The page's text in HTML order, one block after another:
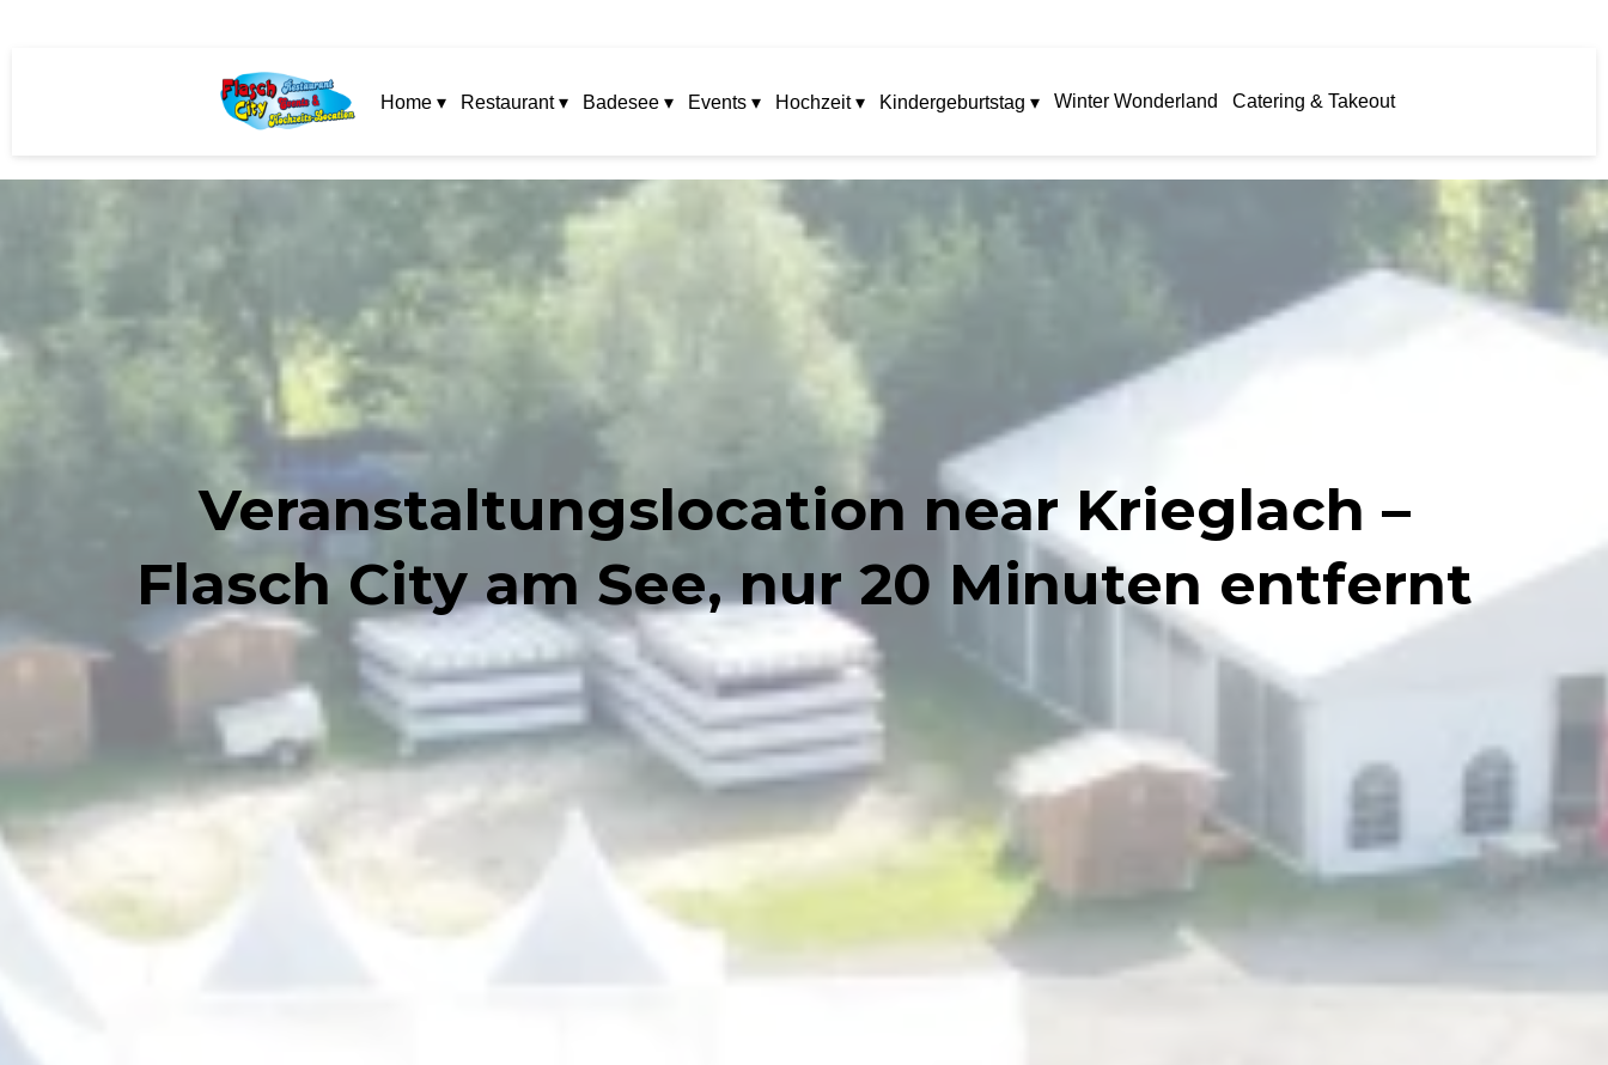
Home ▾ Restaurant ▾ Badesee ▾ Events ▾ Hochzeit ▾ Kindergeburtstag ▾ Winter Wonderland Catering & Takeout
Veranstaltungslocation near Krieglach –
Flasch City am See, nur 20 Minuten entfernt